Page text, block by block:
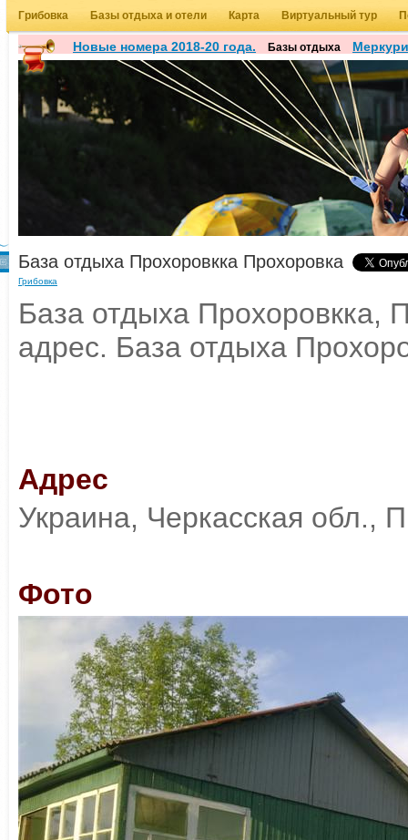
Грибовка Базы отдыха и отели Карта Виртуальный тур
Новые номера 2018-20 года. Базы отдыха
Грибовка
База отдыха Прохоровкка Прохоровка
База отдыха Прохоровкка,
адрес. База отдыха
Адрес
Украина, Черкасская обл.,
Фото